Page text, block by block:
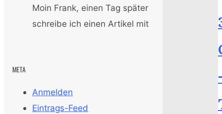
Moin Frank, einen Tag später
schreibe ich einen Artikel mit
META
Anmelden
Eintrags-Feed